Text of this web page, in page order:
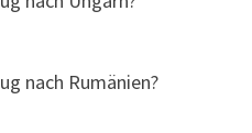
nach Rumänien?